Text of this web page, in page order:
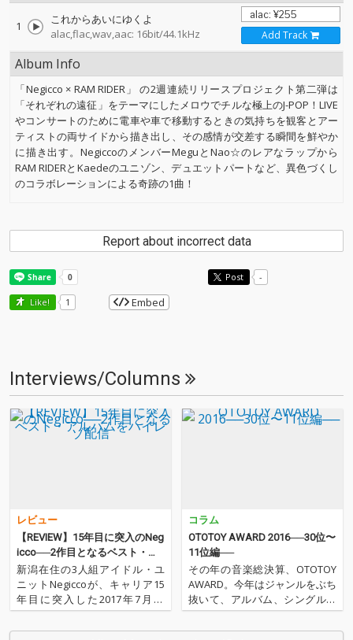
1
これからあいにゆくよ
alac,flac,wav,aac: 16bit/44.1kHz
Add Track
Album Info
「Negicco × RAM RIDER」 の2週連続リリースプロジェクト第二弾は
「それぞれの遠征」をテーマにしたメロウでチルな極上のJ-POP！LIVE
やコンサートのために電車や車で移動するときの気持ちを観客とアー
ティストの両サイドから描き出し、その感情が交差する瞬間を鮮やか
に描き出す。NegiccoのメンバーMeguとNao☆のレアなラップから
RAM RIDERとKaedeのユニゾン、デュエットパートなど、異色づくし
のコラボレーションによる奇跡の1曲！
Report about incorrect data
Post -
Like! 1 Embed
Interviews/Columns
レビュー
【REVIEW】15年目に突入のNeg
icco──2作目となるベスト・ア
ルバムをハイレゾ配信
新潟在住の3人組アイドル・ユ
ニットNegiccoが、キャリア15
年目に突入した2017年7月20
日、2作目となるベスト・アル
バム『Negicco 2011～2017 -BES
コラム
OTOTOY AWARD 2016──30位〜
11位編──
その年の音楽総決算、OTOTOY
AWARD。今年はジャンルをぶち
抜いて、アルバム、シングル含
めて総合チャートとして、2016
年にイキの良かった50枚を選出